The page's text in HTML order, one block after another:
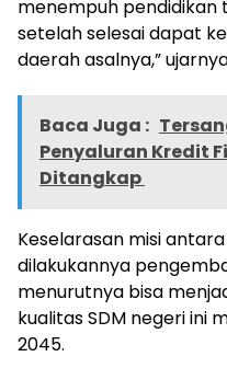
menempuh pendidikan
setelah selesai dapat
daerah asalnya,”
Baca Juga :
Penyaluran Kredit
Ditangkap
Keselarasan misi
dilakukannya
menurutnya bisa
kualitas SDM negeri ini
2045.